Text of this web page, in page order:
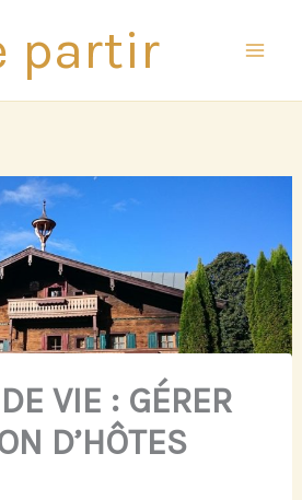
partir
VIE : GÉRER
D’HÔTES